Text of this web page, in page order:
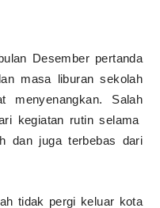
Desember pertanda
masa liburan sekolah
menyenangkan. Salah
kegiatan rutin selama
dan juga terbebas dari
tidak pergi keluar kota